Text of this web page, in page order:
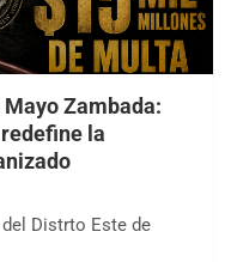
Mayo Zambada:
la
Distrto Este de